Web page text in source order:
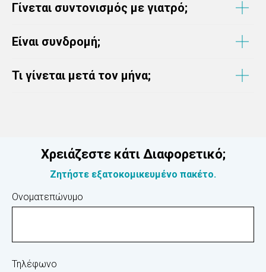
Γίνεται συντονισμός με γιατρό;
Είναι συνδρομή;
Τι γίνεται μετά τον μήνα;
Χρειάζεστε κάτι Διαφορετικό;
Ζητήστε εξατοκομικευμένο πακέτο.
Ονοματεπώνυμο
Τηλέφωνο